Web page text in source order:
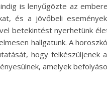
is lenyűgözte az
és a jövőbeli
betekintést nyerhetünk
hallgatunk. A
hogy
amelyek